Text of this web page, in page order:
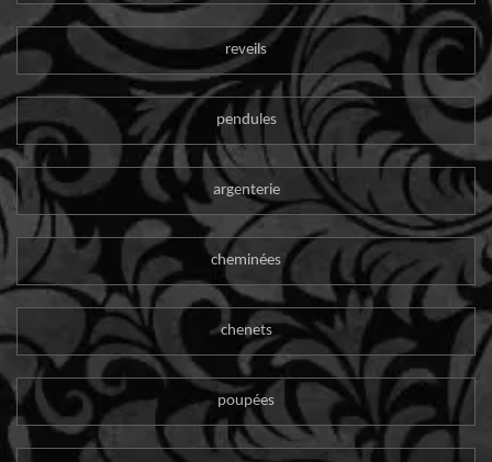
reveils
pendules
argenterie
cheminées
chenets
poupées